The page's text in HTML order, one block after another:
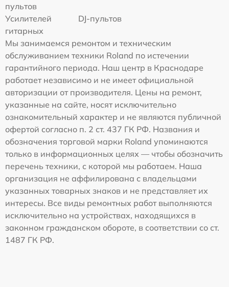
пультов
Усилителей
гитарных
DJ-пультов
Мы занимаемся ремонтом и техническим
обслуживанием техники Roland по истечении
гарантийного периода. Наш центр в Краснодаре
работает независимо и не имеет официальной
авторизации от производителя. Цены на ремонт,
указанные на сайте, носят исключительно
ознакомительный характер и не являются публичной
офертой согласно п. 2 ст. 437 ГК РФ. Названия и
обозначения торговой марки Roland упоминаются
только в информационных целях — чтобы обозначить
перечень техники, с которой мы работаем. Наша
организация не аффилирована с владельцами
указанных товарных знаков и не представляет их
интересы. Все виды ремонтных работ выполняются
исключительно на устройствах, находящихся в
законном гражданском обороте, в соответствии со ст.
1487 ГК РФ.